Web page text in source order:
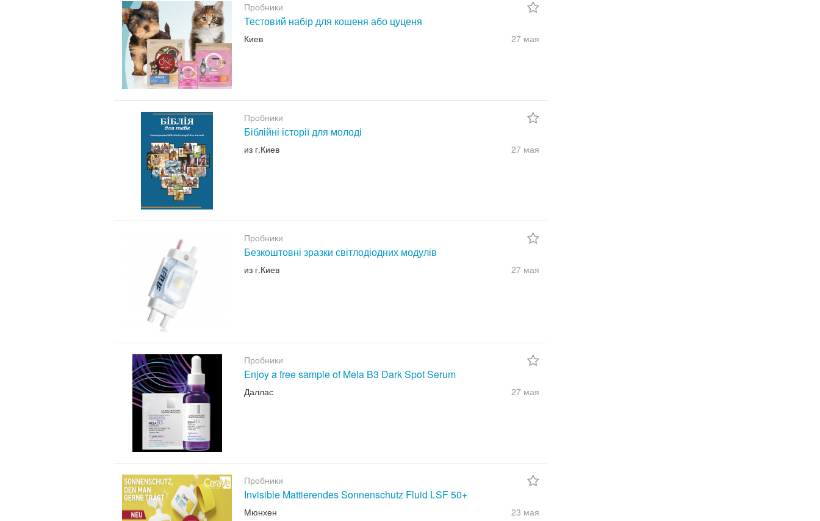
Пробники
Тестовий набір для кошеня або цуценя
Киев 27 мая
Пробники
Біблійні історії для молоді
из г.Киев 27 мая
Пробники
Безкоштовні зразки світлодіодних модулів
из г.Киев 27 мая
Пробники
Enjoy a free sample of Mela B3 Dark Spot Serum
Даллас 27 мая
Пробники
Invisible Mattierendes Sonnenschutz Fluid LSF 50+
Мюнхен 23 мая